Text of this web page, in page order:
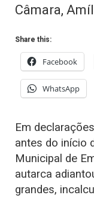
Câmara,
Share this:
Facebook
WhatsApp
Em
antes do início
Municipal de
autarca
grandes,